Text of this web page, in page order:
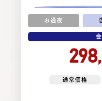
お通夜
通常価格